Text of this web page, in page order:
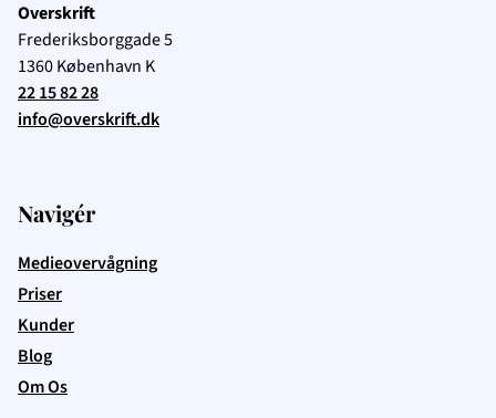
Overskrift
Frederiksborggade 5
1360København K
22 15 82 28
info@overskrift.dk
Navigér
Medieovervågning
Priser
Kunder
Blog
Om Os